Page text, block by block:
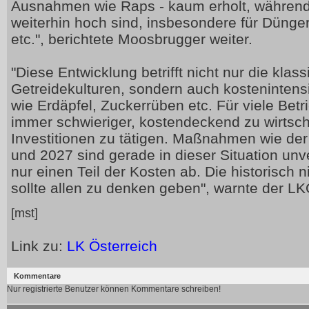
Ausnahmen wie Raps - kaum erholt,
weiterhin hoch sind, insbesondere für
etc.", berichtete Moosbrugger weiter.
"Diese Entwicklung betrifft nicht nur die
Getreidekulturen, sondern auch
wie Erdäpfel, Zuckerrüben etc. Für viele
immer schwieriger, kostendeckend zu
Investitionen zu tätigen. Maßnahmen wie
und 2027 sind gerade in dieser Situation
nur einen Teil der Kosten ab. Die historisch
sollte allen zu denken geben", warnte der
[mst]
Link zu: LK Österreich
Kommentare
Nur registrierte Benutzer können Kommentare schreiben!